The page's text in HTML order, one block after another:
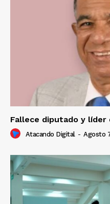
Fallece diputado y líder
Atacando Digital - Agosto